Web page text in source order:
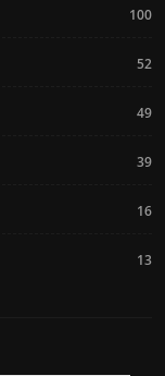
100
52
49
39
16
13